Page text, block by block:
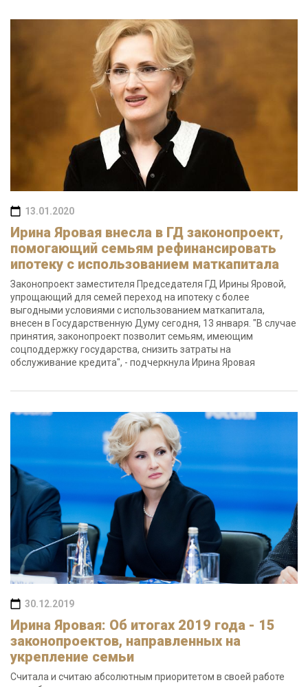
13.01.2020
Ирина Яровая внесла в ГД законопроект,
помогающий семьям рефинансировать
ипотеку с использованием маткапитала
Законопроект заместителя Председателя ГД Ирины Яровой,
упрощающий для семей переход на ипотеку с более
выгодными условиями с использованием маткапитала,
внесен в Государственную Думу сегодня, 13 января. "В случае
принятия, законопроект позволит семьям, имеющим
соцподдержку государства, снизить затраты на
обслуживание кредита", - подчеркнула Ирина Яровая
30.12.2019
Ирина Яровая: Об итогах 2019 года - 15
законопроектов, направленных на
укрепление семьи
Считала и считаю абсолютным приоритетом в своей работе